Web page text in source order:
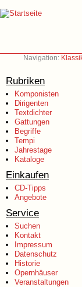
Navigation:
Rubriken
Komponisten
Dirigenten
Textdichter
Gattungen
Begriffe
Tempi
Jahrestage
Kataloge
Einkaufen
CD-Tipps
Angebote
Service
Suchen
Kontakt
Impressum
Datenschutz
Historie
Opernhäuser
Veranstaltungen